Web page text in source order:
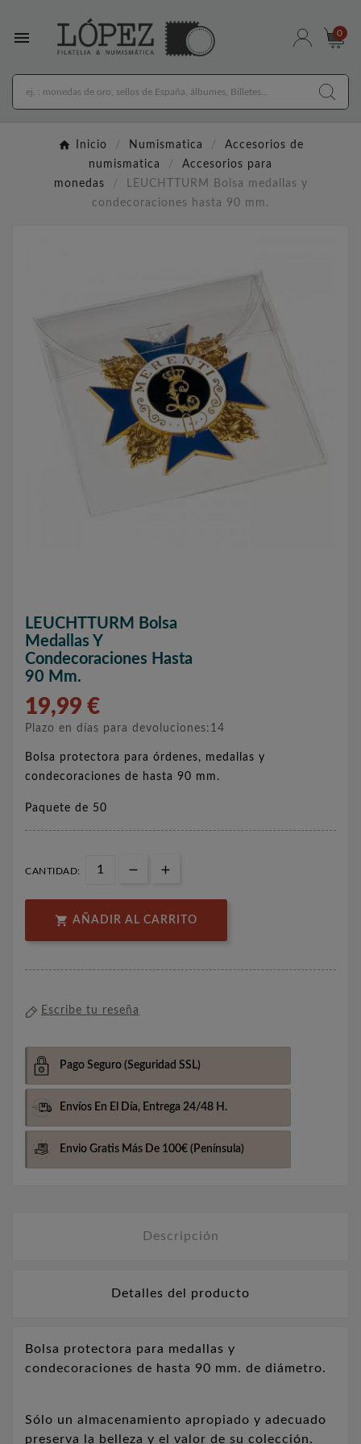
 0
Inicio Numismatica
Accesorios de
numismatica
Accesorios para
monedas
LEUCHTTURM Bolsa medallas y
condecoraciones hasta 90 mm.
LEUCHTTURM Bolsa
Medallas Y
Condecoraciones Hasta
90 Mm.
19,99 €
Plazo en días para devoluciones:14
Bolsa protectora para órdenes, medallas y
condecoraciones de hasta 90 mm.
Paquete de 50
CANTIDAD:
 AÑADIR AL CARRITO
Escribe tu reseña
Pago Seguro (Seguridad SSL)
Envíos En El Día, Entrega 24/48 H.
Envio Gratis Más De 100€ (Península)
Descripción
Detalles del producto
Bolsa protectora para medallas y
condecoraciones de hasta 90 mm. de diámetro.
Sólo un almacenamiento apropiado y adecuado
preserva la belleza y el valor de su colección.